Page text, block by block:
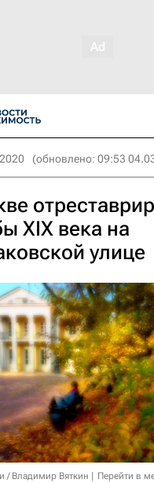
(обновлено: 09:53
XIX века на
улице
/ Владимир Вяткин Перейти в